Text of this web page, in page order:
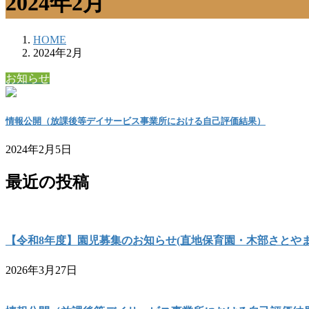
HOME
2024年2月
お知らせ
情報公開（放課後等デイサービス事業所における自己評価結果）
2024年2月5日
最近の投稿
【令和8年度】園児募集のお知らせ(直地保育園・木部さとや
2026年3月27日